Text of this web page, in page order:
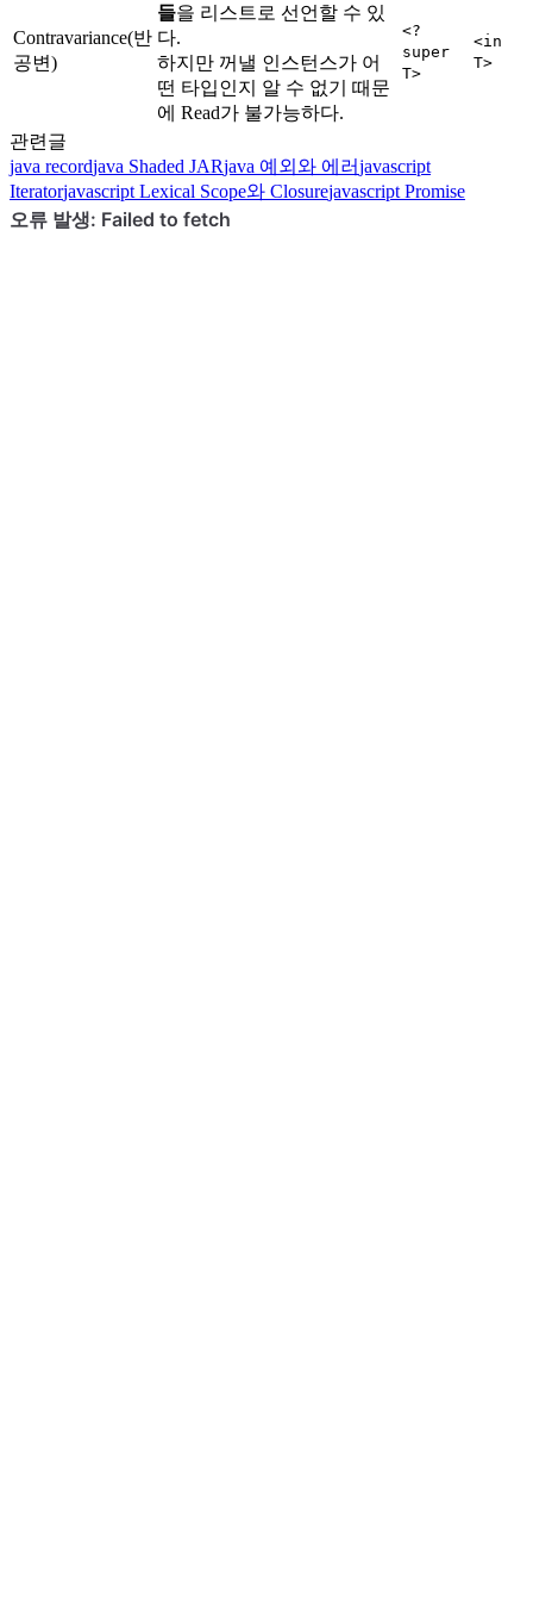
Contravariance(반
공변)
들을 리스트로 선언할 수 있
다.
하지만 꺼낼 인스턴스가 어
떤 타입인지 알 수 없기 때문
에 Read가 불가능하다.
<?
super
T>
<in
T>
관련글
java recordjava Shaded JARjava 예외와 에러javascript
Iteratorjavascript Lexical Scope와 Closurejavascript Promise